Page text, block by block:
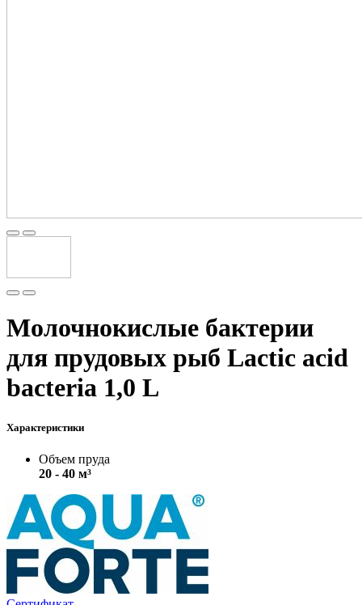
Молочнокислые бактерии
для прудовых рыб Lactic acid
bacteria 1,0 L
Характеристики
Объем пруда
20 - 40 м³